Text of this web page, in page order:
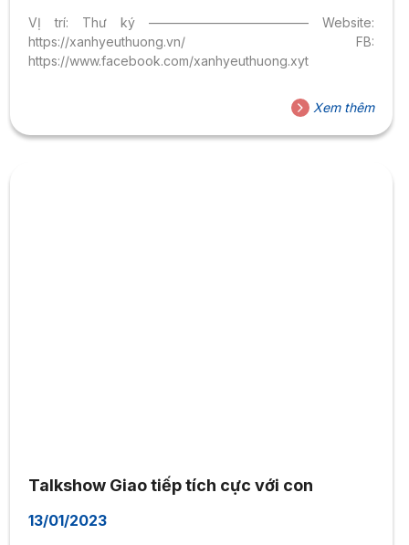
VỊ trí: Thư ký ————————————– Website:
https://xanhyeuthuong.vn/ FB:
https://www.facebook.com/xanhyeuthuong.xyt
Xem thêm
Talkshow Giao tiếp tích cực với con
13/01/2023